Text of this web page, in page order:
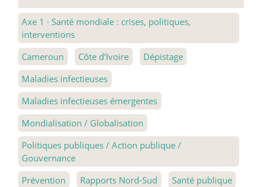
Axe 1 · Santé mondiale : crises, politiques,
interventions
Cameroun
Côte d’Ivoire
Dépistage
Maladies infectieuses
Maladies infectieuses émergentes
Mondialisation / Globalisation
Politiques publiques / Action publique /
Gouvernance
Prévention
Rapports Nord-Sud
Santé publique